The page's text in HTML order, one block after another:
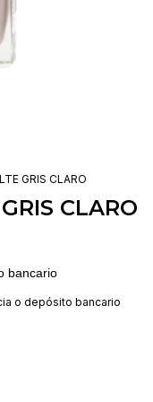
GRIS CLARO
CLARO
bancario
o depósito bancario